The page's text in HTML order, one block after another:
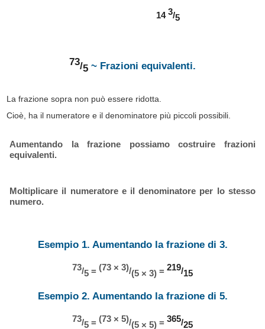
143/5
73/5 ~ Frazioni equivalenti.
La frazione sopra non può essere ridotta.
Cioè, ha il numeratore e il denominatore più piccoli possibili.
Aumentando la frazione possiamo costruire frazioni
equivalenti.
Moltiplicare il numeratore e il denominatore per lo stesso
numero.
Esempio 1. Aumentando la frazione di 3.
73/5 = (73 × 3)/(5 × 3) = 219/15
Esempio 2. Aumentando la frazione di 5.
73/5 = (73 × 5)/(5 × 5) = 365/25